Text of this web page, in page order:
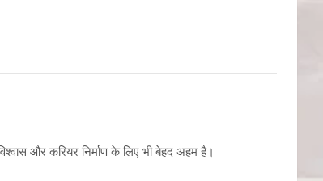
और करियर निर्माण के लिए भी बेहद अहम है।